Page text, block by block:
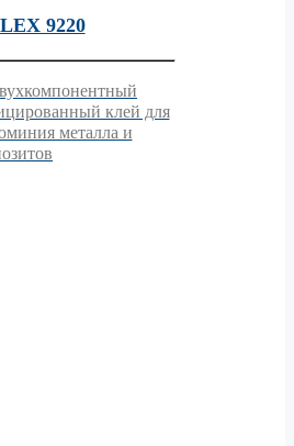
9220
клей для
металла и